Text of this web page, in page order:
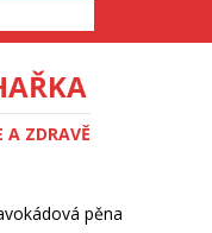
A ZDRAVĚ
pěna